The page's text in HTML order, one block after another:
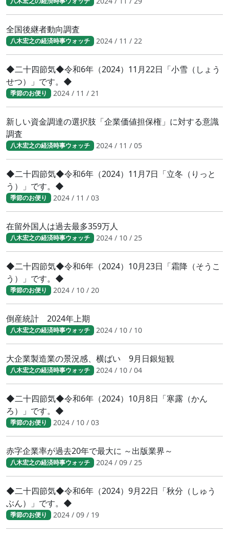
全国後継者動向調査
八木宏之の経済時事ウォッチ 2024 / 11 / 22
◆二十四節気◆令和6年（2024）11月22日「小雪（しょう
せつ）」です。◆
季節のお便り 2024 / 11 / 21
新しい資金調達の選択肢「企業価値担保権」に対する意識
調査
八木宏之の経済時事ウォッチ 2024 / 11 / 05
◆二十四節気◆令和6年（2024）11月7日「立冬（りっと
う）」です。◆
季節のお便り 2024 / 11 / 03
在留外国人は過去最多359万人
八木宏之の経済時事ウォッチ 2024 / 10 / 25
◆二十四節気◆令和6年（2024）10月23日「霜降（そうこ
う）」です。◆
季節のお便り 2024 / 10 / 20
倒産統計 2024年上期
八木宏之の経済時事ウォッチ 2024 / 10 / 10
大企業製造業の景況感、横ばい 9月日銀短観
八木宏之の経済時事ウォッチ 2024 / 10 / 04
◆二十四節気◆令和6年（2024）10月8日「寒露（かん
ろ）」です。◆
季節のお便り 2024 / 10 / 03
赤字企業率が過去20年で最大に ～出版業界～
八木宏之の経済時事ウォッチ 2024 / 09 / 25
◆二十四節気◆令和6年（2024）9月22日「秋分（しゅう
ぶん）」です。◆
季節のお便り 2024 / 09 / 19